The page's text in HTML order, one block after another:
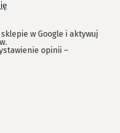
w Google i aktywuj
opinii –